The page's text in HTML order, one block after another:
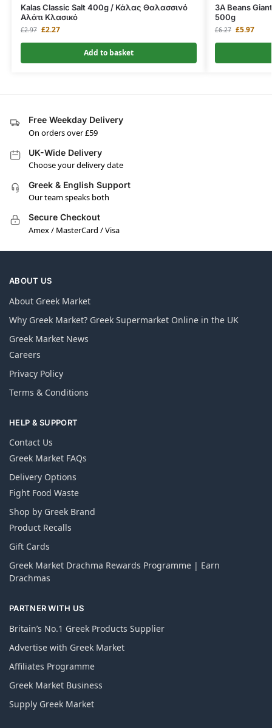
Kalas Classic Salt 400g / Κάλας Θαλασσινό
Αλάτι Κλασικό
£2.97 £2.27
Add to basket
3A Beans
500g
£6.27 £5.97
Free Weekday Delivery
On orders over £59
UK-Wide Delivery
Choose your delivery date
Greek & English Support
Our team speaks both
Secure Checkout
Amex / MasterCard / Visa
ABOUT US
About Greek Market
Why Greek Market? Greek Supermarket Online in the UK
Greek Market News
Careers
Privacy Policy
Terms & Conditions
HELP & SUPPORT
Contact Us
Greek Market FAQs
Delivery Options
Fight Food Waste
Shop by Greek Brand
Product Recalls
Gift Cards
Greek Market Drachma Rewards Programme | Earn
Drachmas
PARTNER WITH US
Britain’s No.1 Greek Products Supplier
Advertise with Greek Market
Affiliates Programme
Greek Market Business
Supply Greek Market